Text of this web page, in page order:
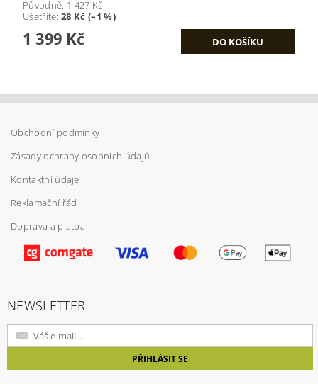
Původně: 1 427 Kč
Ušetříte:28 Kč (–1 %)
1 399 Kč
Obchodní podmínky
Zásady ochrany osobních údajů
Kontaktní údaje
Reklamační řád
Doprava a platba
NEWSLETTER